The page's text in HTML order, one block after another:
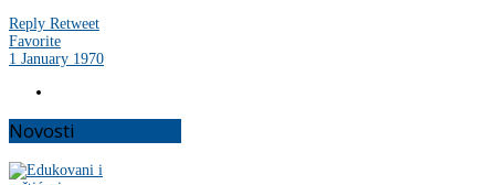
Reply Retweet
Favorite
1 January 1970
Novosti